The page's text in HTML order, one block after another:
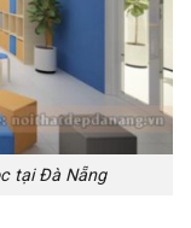
tại Đà Nẵng